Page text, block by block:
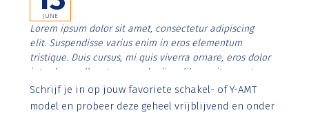
JUNE
Lorem ipsum dolor sit amet, consectetur adipiscing
elit. Suspendisse varius enim in eros elementum
tristique. Duis cursus, mi quis viverra ornare, eros dolor
interdum nulla, ut commodo diam libero vitae erat.
Aenean faucibus nibh et justo cursus id rutrum lorem
imperdiet. Nunc ut sem vitae risus tristique posuere.
Schrijf je in op jouw favoriete schakel- of Y-AMT
model en probeer deze geheel vrijblijvend en onder